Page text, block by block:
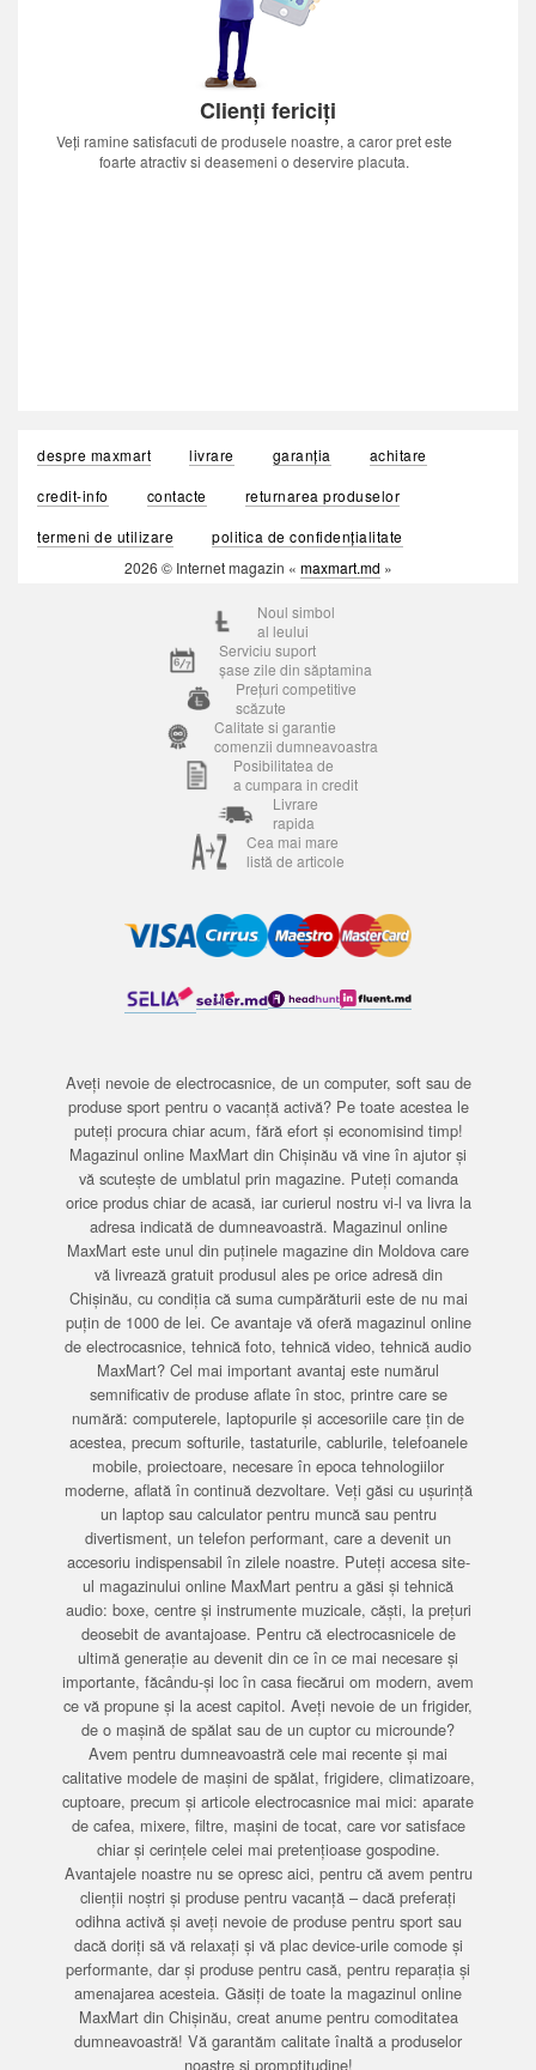
Clienți fericiți
Veți ramine satisfacuti de produsele noastre, a caror pret este
foarte atractiv si deasemeni o deservire placuta.
despre maxmart livrare garanția
achitare
credit-info
contacte
returnarea produselor
termeni de utilizare
politica de confidențialitate
2026 © Internet magazin « maxmart.md »
Noul simbol
al leului
Serviciu suport
șase zile din săptamina
Prețuri competitive
scăzute
Calitate si garantie
comenzii dumneavoastra
Posibilitatea de
a cumpara in credit
Livrare
rapida
Cea mai mare
listă de articole
Aveți nevoie de electrocasnice, de un computer, soft sau de
produse sport pentru o vacanță activă? Pe toate acestea le
puteți procura chiar acum, fără efort și economisind timp!
Magazinul online MaxMart din Chișinău vă vine în ajutor și
vă scutește de umblatul prin magazine. Puteți comanda
orice produs chiar de acasă, iar curierul nostru vi-l va livra la
adresa indicată de dumneavoastră. Magazinul online
MaxMart este unul din puținele magazine din Moldova care
vă livrează gratuit produsul ales pe orice adresă din
Chișinău, cu condiția că suma cumpărăturii este de nu mai
puțin de 1000 de lei. Ce avantaje vă oferă magazinul online
de electrocasnice, tehnică foto, tehnică video, tehnică audio
MaxMart? Cel mai important avantaj este numărul
semnificativ de produse aflate în stoc, printre care se
numără: computerele, laptopurile și accesoriile care țin de
acestea, precum softurile, tastaturile, cablurile, telefoanele
mobile, proiectoare, necesare în epoca tehnologiilor
moderne, aflată în continuă dezvoltare. Veți găsi cu ușurință
un laptop sau calculator pentru muncă sau pentru
divertisment, un telefon performant, care a devenit un
accesoriu indispensabil în zilele noastre. Puteți accesa site-
ul magazinului online MaxMart pentru a găsi și tehnică
audio: boxe, centre și instrumente muzicale, căști, la prețuri
deosebit de avantajoase. Pentru că electrocasnicele de
ultimă generație au devenit din ce în ce mai necesare și
importante, făcându-și loc în casa fiecărui om modern, avem
ce vă propune și la acest capitol. Aveți nevoie de un frigider,
de o mașină de spălat sau de un cuptor cu microunde?
Avem pentru dumneavoastră cele mai recente și mai
calitative modele de mașini de spălat, frigidere, climatizoare,
cuptoare, precum și articole electrocasnice mai mici: aparate
de cafea, mixere, filtre, mașini de tocat, care vor satisface
chiar și cerințele celei mai pretențioase gospodine.
Avantajele noastre nu se opresc aici, pentru că avem pentru
clienții noștri și produse pentru vacanță – dacă preferați
odihna activă și aveți nevoie de produse pentru sport sau
dacă doriți să vă relaxați și vă plac device-urile comode și
performante, dar și produse pentru casă, pentru reparația și
amenajarea acesteia. Găsiți de toate la magazinul online
MaxMart din Chișinău, creat anume pentru comoditatea
dumneavoastră! Vă garantăm calitate înaltă a produselor
noastre și promptitudine!